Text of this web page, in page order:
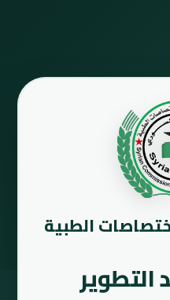
الطبية
التطوير